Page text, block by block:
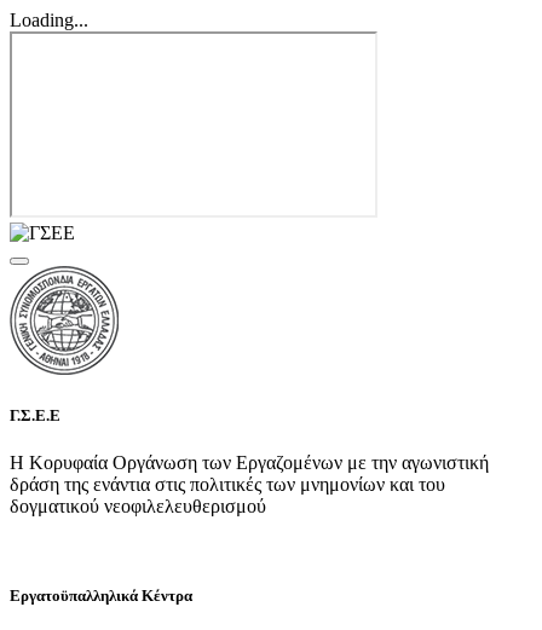
Loading...
Γ.Σ.Ε.Ε
Η Κορυφαία Οργάνωση των Εργαζομένων με την αγωνιστική
δράση της ενάντια στις πολιτικές των μνημονίων και του
δογματικού νεοφιλελευθερισμού
Εργατοϋπαλληλικά Κέντρα